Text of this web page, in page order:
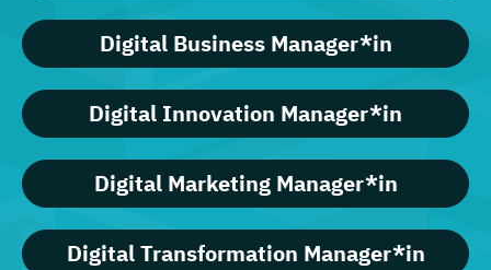
Digital Business Manager*in
Digital Innovation Manager*in
Digital Marketing Manager*in
Digital Transformation Manager*in